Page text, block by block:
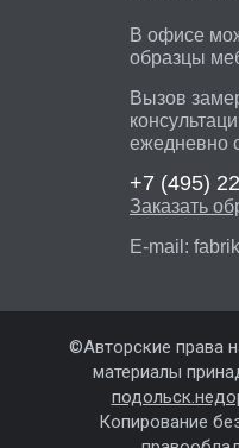
В офисе
образцы
Вызов
ежедневно
+7 (495)
Заказать
E-mail:
©Авторские права
материалы
Копирование